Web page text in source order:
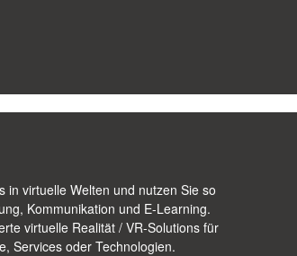
in virtuelle Welten und nutzen Sie so
Kommunikation und E-Learning.
virtuelle Realität / VR-Solutions für
Services oder Technologien.